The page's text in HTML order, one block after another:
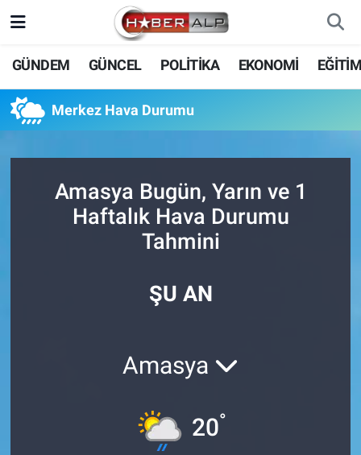
GÜNDEM GÜNCEL POLİTİKA EKONOMİ
Merkez Hava Durumu
Amasya Bugün, Yarın ve 1
Haftalık Hava Durumu
Tahmini
ŞU AN
Amasya
20°
Nöbetçi Eczaneler
Hava Durumu
Süper Lig Puan Durumu ve Fikstür
Tüm Manşetler